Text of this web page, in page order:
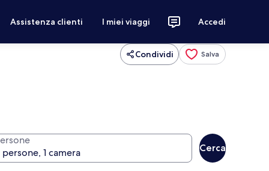
Assistenza clienti I miei viaggi Accedi
Condividi Salva
Cerca